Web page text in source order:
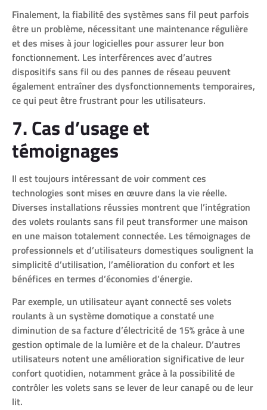
Finalement, la fiabilité des systèmes sans fil peut parfois
être un problème, nécessitant une maintenance régulière
et des mises à jour logicielles pour assurer leur bon
fonctionnement. Les interférences avec d’autres
dispositifs sans fil ou des pannes de réseau peuvent
également entraîner des dysfonctionnements temporaires,
ce qui peut être frustrant pour les utilisateurs.
7. Cas d’usage et
témoignages
Il est toujours intéressant de voir comment ces
technologies sont mises en œuvre dans la vie réelle.
Diverses installations réussies montrent que l’intégration
des volets roulants sans fil peut transformer une maison
en une maison totalement connectée. Les témoignages de
professionnels et d’utilisateurs domestiques soulignent la
simplicité d’utilisation, l’amélioration du confort et les
bénéfices en termes d’économies d’énergie.
Par exemple, un utilisateur ayant connecté ses volets
roulants à un système domotique a constaté une
diminution de sa facture d’électricité de 15% grâce à une
gestion optimale de la lumière et de la chaleur. D’autres
utilisateurs notent une amélioration significative de leur
confort quotidien, notamment grâce à la possibilité de
contrôler les volets sans se lever de leur canapé ou de leur
lit.